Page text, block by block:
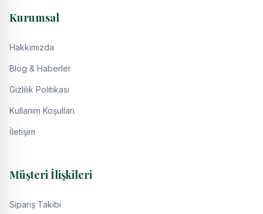
Kurumsal
Hakkımızda
Blog & Haberler
Gizlilik Politikası
Kullanım Koşulları
İletişim
Müşteri İlişkileri
Sipariş Takibi